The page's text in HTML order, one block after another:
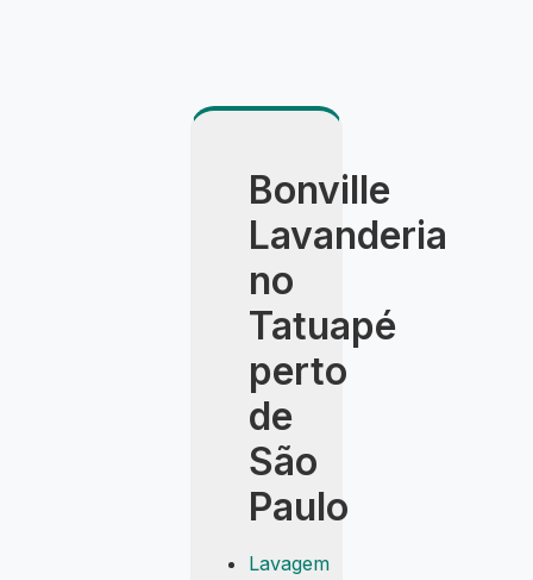
Bonville
Lavanderia
no
Tatuapé
perto
de
São
Paulo
Lavagem